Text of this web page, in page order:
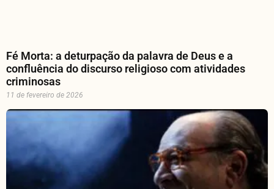
Fé Morta: a deturpação da palavra de Deus e a
confluência do discurso religioso com atividades
criminosas
11 de fevereiro de 2026